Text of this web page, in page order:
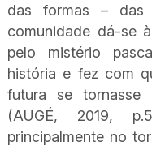
das formas – das
comunidade dá-se
pelo mistério
história e fez com
futura se tornasse
(AUGÉ, 2019,
principalmente no